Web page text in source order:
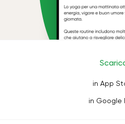
in App
in Google